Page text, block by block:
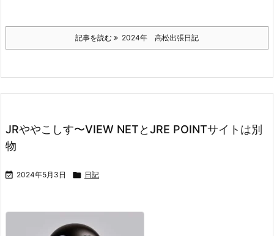
記事を読む 2024年 高松出張日記
JRややこしす〜VIEW NETとJRE POINTサイトは別
物
 2024年5月3日  日記